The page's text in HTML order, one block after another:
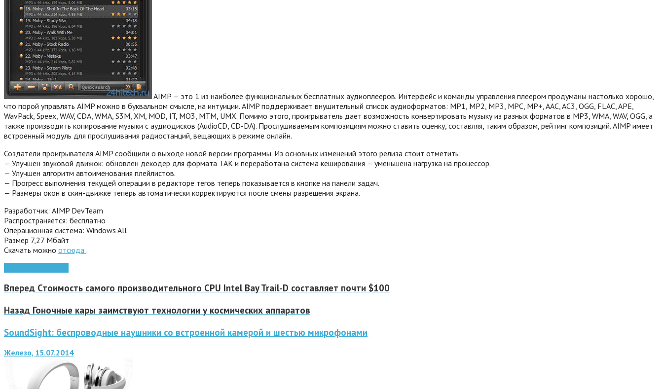
AIMP — это 1 из наиболее функциональных бесплатных аудиоплееров. Интерфейс и команды управления плеером продуманы настолько хорошо,
что порой управлять AIMP можно в буквальном смысле, на интуиции. AIMP поддерживает внушительный список аудиоформатов: MP1, MP2, MP3, MPC, MP+, AAC, AC3, OGG, FLAC, APE,
WavPack, Speex, WAV, CDA, WMA, S3M, XM, MOD, IT, MO3, MTM, UMX. Помимо этого, проигрыватель дает возможность конвертировать музыку из разных форматов в MP3, WMA, WAV, OGG, а
также производить копирование музыки с аудиодисков (AudioCD, CD-DA). Прослушиваемым композициям можно ставить оценку, составляя, таким образом, рейтинг композиций. AIMP имеет
встроенный модуль для прослушивания радиостанций, вещающих в режиме онлайн.
Создатели проигрывателя AIMP сообщили о выходе новой версии программы. Из основных изменений этого релиза стоит отметить:
— Улучшен звуковой движок: обновлен декодер для формата TAK и переработана система кеширования — уменьшена нагрузка на процессор.
— Улучшен алгоритм автоименования плейлистов.
— Прогресс выполнения текущей операции в редакторе тегов теперь показывается в кнопке на панели задач.
— Размеры окон в скин-движке теперь автоматически корректируются после смены разрешения экрана.
Разработчик: AIMP DevTeam
Распространяется: бесплатно
Операционная система: Windows All
Размер 7,27 Мбайт
Скачать можно отсюда .
Вперед Стоимость самого производительного CPU Intel Bay Trail-D составляет почти $100
Назад Гоночные кары заимствуют технологии у космических аппаратов
SoundSight: беспроводные наушники со встроенной камерой и шестью микрофонами
Железо, 15.07.2014